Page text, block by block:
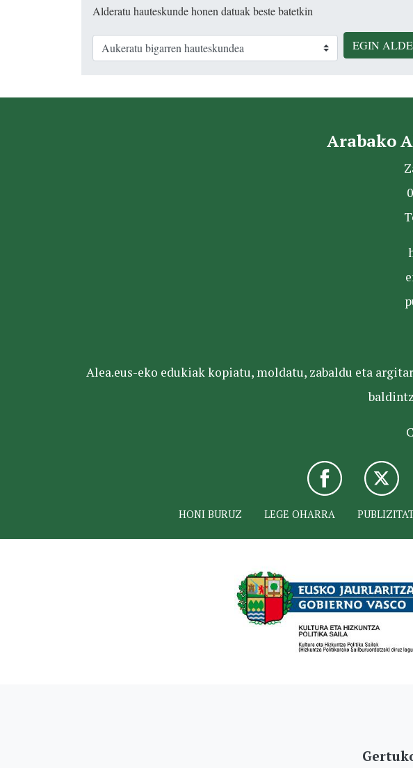
Alderatu hauteskunde honen datuak beste batetkin
EGIN
Arabako
Alea.eus-eko edukiak kopiatu, moldatu, zabaldu eta
HONI BURUZ LEGE OHARRA